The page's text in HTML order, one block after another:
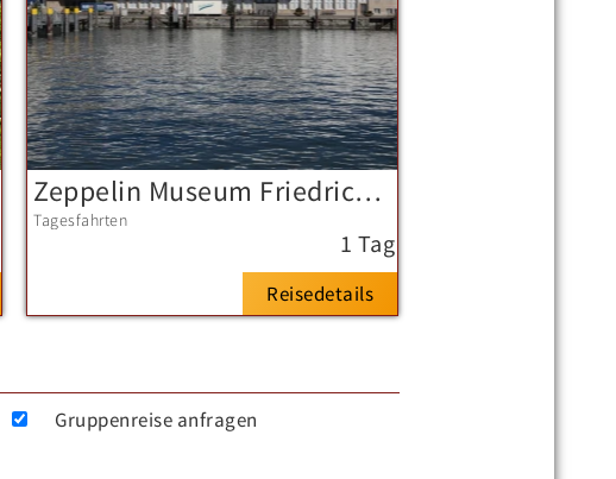
Zeppelin Museum Friedrichshafen
Tagesfahrten
1 Tag
Reisedetails
Gruppenreise anfragen